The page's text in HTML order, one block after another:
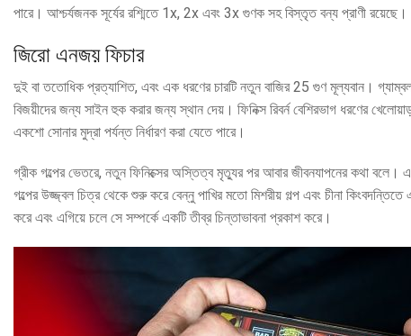
পারে। আশ্চর্যজনক সূর্যের রশ্মিতে 1x, 2x এবং 3x গুণক সহ বিস্তৃত বন্য প্রাণী রয়েছে।
জিরো এনজয় ফিচার
দুই বা ততোধিক প্রত্যাশিত, এবং এক ধরণের চারটি নতুন বাজির 25 গুণ মূল্যবান।
বিজয়ীদের জন্য সাইন হুক করার জন্য স্থান দেয়। ফিনিক্স রিবর্ন বেশিরভাগ ধরণের
একশো সোনার মুদ্রা পর্যন্ত নির্ধারণ করা যেতে পারে।
গ্রীক গল্পের ভেতরে, নতুন ফিনিক্সের অস্তিত্ব মৃত্যুর পর আবার জীবনযাপনের কথা বলে।
গল্পের উজ্জ্বল চিত্র থেকে শুরু করে বেন্নু পাখির মতো মিশরীয় গল্প এবং চীনা
করে এবং এগিয়ে চলে সে সম্পর্কে একটি তীব্র চিন্তাভাবনা প্রকাশ করে।